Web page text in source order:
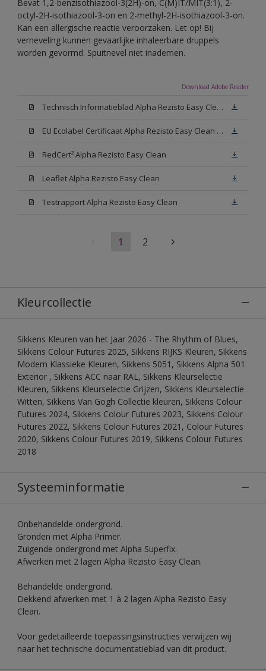
Bevat 1,2-benzisothiazool-3(2H)-on, C(M)IT/MIT(3:1), 2-
octyl-2H-isothiazool-3-on en 2-methyl-2H-isothiazool-3-on.
Kan een allergische reactie veroorzaken. Let op! Bij
verneveling kunnen gevaarlijke inhaleerbare druppels
worden gevormd. Spuitnevel niet inademen.
Download Adobe Reader
Technisch Informatieblad Alpha Rezisto Easy Clean (PDF)
EU Ecolabel Certificaat Alpha Rezisto Easy Clean Mat
RedCert² Alpha Rezisto Easy Clean
Leaflet Alpha Rezisto Easy Clean
Testrapport Alpha Rezisto Easy Clean
1 2
Kleurcollectie
Sikkens Kleuren van het Jaar 2026 - The Rhythm of Blues,
Sikkens Colour Futures 2025, Sikkens RIJKS Kleuren, Sikkens
Modern Klassieke Kleuren, Sikkens 5051, Sikkens Alpha 501
Exterior , Sikkens ACC naar RAL, Sikkens Kleurselectie
Kleuren, Sikkens Kleurselectie Grijzen, Sikkens Kleurselectie
Witten, Sikkens Van Gogh Collectie kleuren, Sikkens Colour
Futures 2024, Sikkens Colour Futures 2023, Sikkens Colour
Futures 2022, Sikkens Colour Futures 2021, Colour Futures
2020, Sikkens Colour Futures 2019, Sikkens Colour Futures
2018
Systeeminformatie
Onbehandelde ondergrond.
Gronden met Alpha Primer.
Zuigende ondergrond met Alpha Superfix.
Afwerken met 2 lagen Alpha Rezisto Easy Clean.
Behandelde ondergrond.
Dekkend afwerken met 1 à 2 lagen Alpha Rezisto Easy
Clean.
Voor gedetailleerde toepassingsinstructies verwijzen wij
naar het technische documentatieblad van dit product.